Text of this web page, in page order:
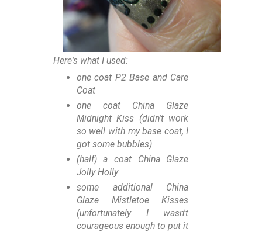
Here's what I used:
one coat P2 Base and Care
Coat
one coat China Glaze
Midnight Kiss (didn't work
so well with my base coat, I
got some bubbles)
(half) a coat China Glaze
Jolly Holly
some additional China
Glaze Mistletoe Kisses
(unfortunately I wasn't
courageous enough to put it